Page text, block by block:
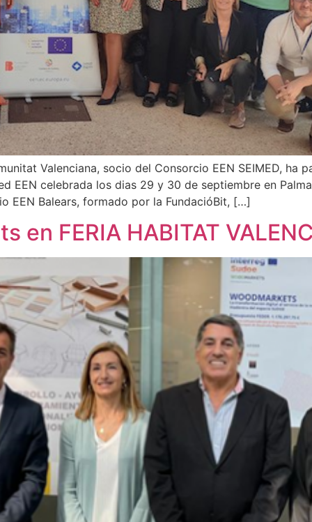
Valenciana, socio del Consorcio EEN SEIMED, ha
EEN celebrada los dias 29 y 30 de septiembre en
EEN Balears, formado por la FundacióBit, […]
en FERIA HABITAT